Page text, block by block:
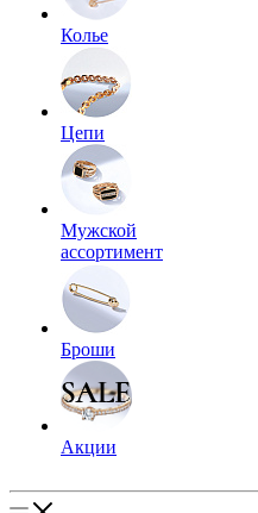
Колье
Цепи
Мужской
ассортимент
Броши
Акции